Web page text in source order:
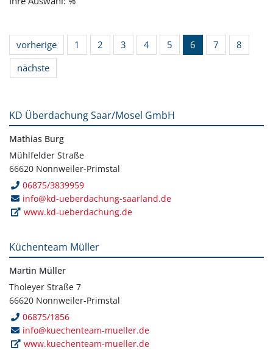
vorherige 1 2 3 4 5 6 7
8
nächste
KD Überdachung Saar/Mosel GmbH
Mathias Burg
Mühlfelder Straße
66620 Nonnweiler-Primstal
06875/3839959
info@kd-ueberdachung-saarland.de
www.kd-ueberdachung.de
Küchenteam Müller
Martin Müller
Tholeyer Straße 7
66620 Nonnweiler-Primstal
06875/1856
info@kuechenteam-mueller.de
www.kuechenteam-mueller.de